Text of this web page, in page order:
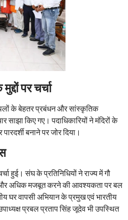
पर चर्चा
के बेहतर प्रबंधन और सांस्कृतिक
साझा किए गए। पदाधिकारियों ने मंदिरों के
बनाने पर जोर दिया।
हुई। संघ के प्रतिनिधियों ने राज्य में गौ
और अधिक मजबूत करने की आवश्यकता पर बल
घर वापसी अभियान के प्रमुख एवं भारतीय
प्रबल प्रताप सिंह जूदेव भी उपस्थित